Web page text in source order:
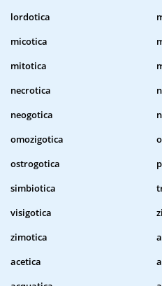
lordotica
micotica
mitotica
necrotica
neogotica
omozigotica
ostrogotica
simbiotica
visigotica
zimotica
acetica